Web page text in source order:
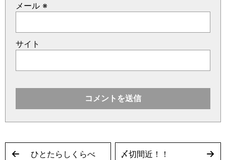
メール ※
サイト
ひとたらしくらべ 〆切間近！！